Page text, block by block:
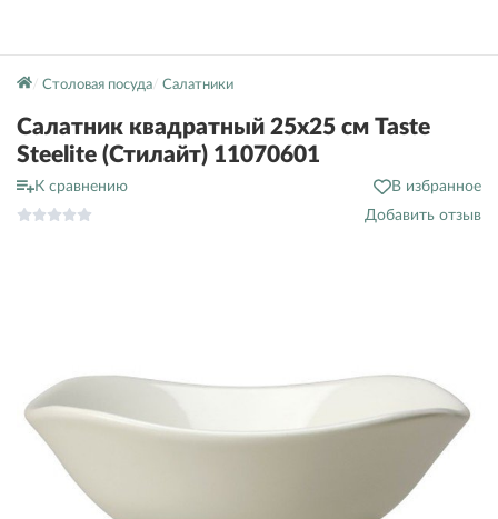
Столовая посуда Салатники
Салатник квадратный 25х25 см Taste
Steelite (Стилайт) 11070601
К сравнению
В избранное
Добавить отзыв